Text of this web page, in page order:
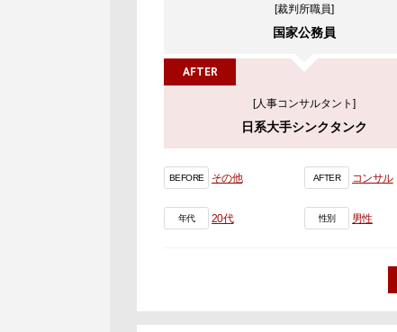
[裁判所職員]
国家公務員
AFTER
[人事コンサルタント]
日系大手シンクタンク
BEFORE その他 AFTER コンサル
年代 20代 性別 男性